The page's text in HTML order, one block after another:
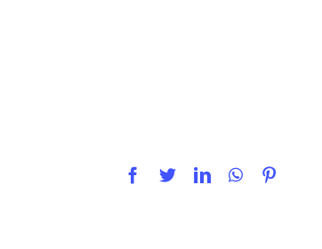
Facebook
TwitterLinkedInWhatsApp